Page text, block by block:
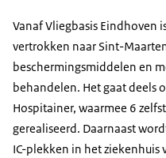
Vanaf Vliegbasis Eindhoven
vertrokken naar Sint-
beschermingsmiddelen en
behandelen. Het gaat deels
Hospitainer, waarmee 6
gerealiseerd. Daarnaast
IC-plekken in het